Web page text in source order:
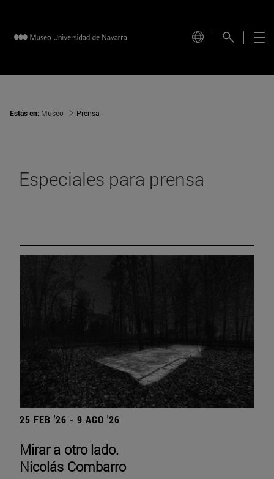
Estás en: Museo Prensa
Especiales para prensa
25 FEB '26 - 9 AGO '26
Mirar a otro lado.
Nicolás Combarro